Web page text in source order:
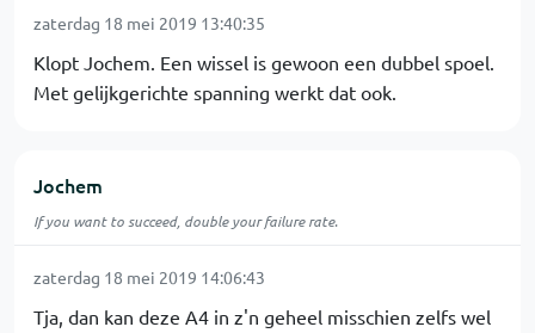
zaterdag 18 mei 2019 13:40:35
Klopt Jochem. Een wissel is gewoon een dubbel spoel.
Met gelijkgerichte spanning werkt dat ook.
Jochem
If you want to succeed, double your failure rate.
zaterdag 18 mei 2019 14:06:43
Tja, dan kan deze A4 in z'n geheel misschien zelfs wel